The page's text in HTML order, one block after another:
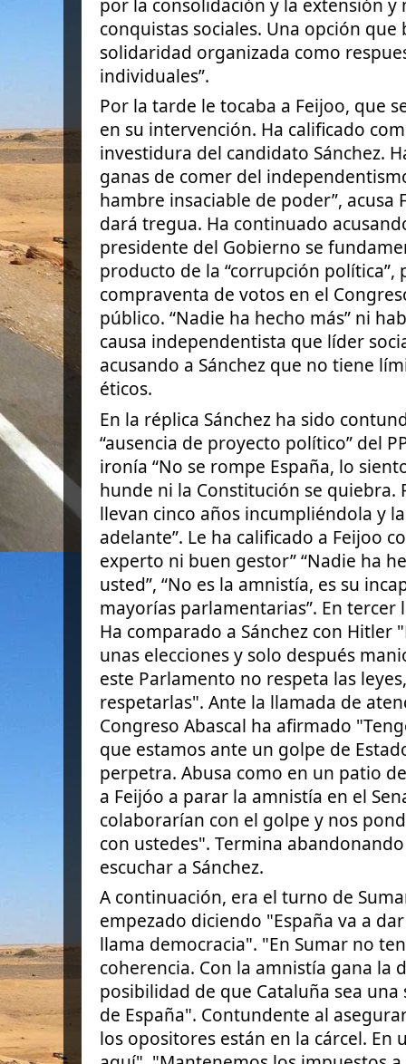
por la consolidación y la extensión y
conquistas sociales. Una opción
solidaridad organizada como
individuales”.
Por la tarde le tocaba a Feijoo, que
en su intervención. Ha calificado
investidura del candidato Sánchez.
ganas de comer del
hambre insaciable de poder”, acusa
dará tregua. Ha continuado
presidente del Gobierno se
producto de la “corrupción política”,
compraventa de votos en el
público. “Nadie ha hecho más” ni
causa independentista que líder
acusando a Sánchez que no tiene
éticos.
En la réplica Sánchez ha sido
“ausencia de proyecto político” del
ironía “No se rompe España, lo
hunde ni la Constitución se quiebra.
llevan cinco años incumpliéndola y
adelante”. Le ha calificado a Feijoo
experto ni buen gestor” “Nadie ha
usted”, “No es la amnistía, es su
mayorías parlamentarias”. En tercer
Ha comparado a Sánchez con Hitler
unas elecciones y solo después
este Parlamento no respeta las
respetarlas". Ante la llamada de
Congreso Abascal ha afirmado
que estamos ante un golpe de
perpetra. Abusa como en un patio
a Feijóo a parar la amnistía en el
colaborarían con el golpe y nos
con ustedes". Termina
escuchar a Sánchez.
A continuación, era el turno de
empezado diciendo "España va a
llama democracia". "En Sumar no
coherencia. Con la amnistía gana la
posibilidad de que Cataluña sea
de España". Contundente al
los opositores están en la cárcel. En